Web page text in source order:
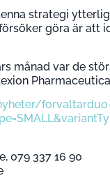
strategi
göra är att
månad var de
079 337 16 90